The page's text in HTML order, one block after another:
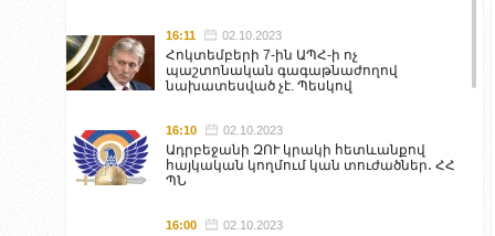
16:11 02.10.2023
Հոկտեմբերի 7-ին ԱՊՀ-ի ոչ
պաշտոնական գագաթնաժողով
նախատեսված չէ. Պեսկով
16:10 02.10.2023
Ադրբեջանի ԶՈՒ կրակի հետևանքով
հայկական կողմում կան տուժածներ․ ՀՀ
ՊՆ
16:00 02.10.2023